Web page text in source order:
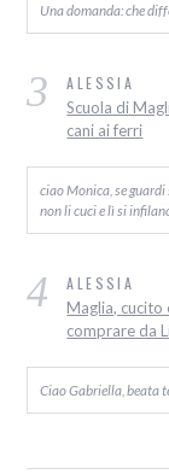
Una domanda: che
3 ALESSIA
Scuola di
cani ai ferri
ciao Monica, se
non li cuci e lì si
4 ALESSIA
Maglia, cucito
comprare da
Ciao Gabriella, beata